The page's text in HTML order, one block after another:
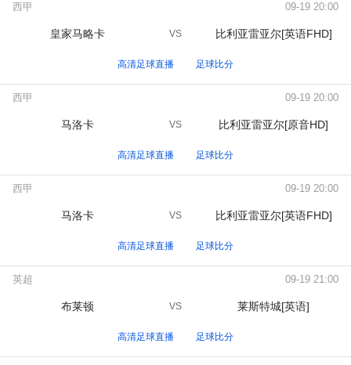
西甲 09-19 20:00
皇家马略卡 VS 比利亚雷亚尔[英语FHD]
高清足球直播 足球比分
西甲 09-19 20:00
马洛卡 VS 比利亚雷亚尔[原音HD]
高清足球直播 足球比分
西甲 09-19 20:00
马洛卡 VS 比利亚雷亚尔[英语FHD]
高清足球直播 足球比分
英超 09-19 21:00
布莱顿 VS 莱斯特城[英语]
高清足球直播 足球比分